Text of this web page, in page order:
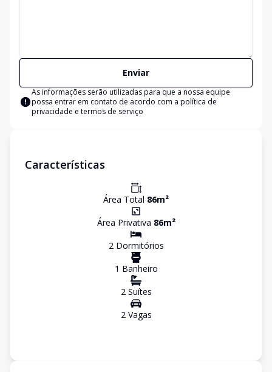
Enviar
As informações serão utilizadas para que a nossa equipe
possa entrar em contato de acordo com a política de
privacidade e termos de serviço
Características
Área Total 86m²
Área Privativa 86m²
2Dormitórios
1 Banheiro
2Suítes
2Vagas